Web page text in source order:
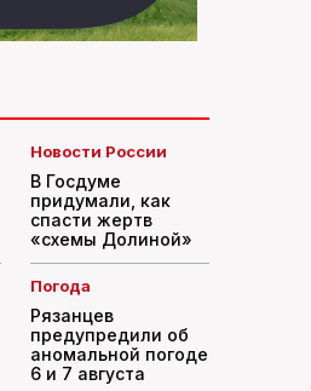
Новости России
В Госдуме
придумали, как
спасти жертв
«схемы Долиной»
Погода
Рязанцев
предупредили об
аномальной погоде
6 и 7 августа